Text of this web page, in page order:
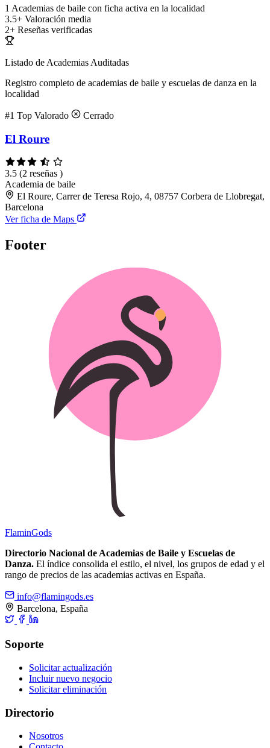
1 Academias de baile con ficha activa en la localidad
3.5+ Valoración media
2+ Reseñas verificadas
Listado de Academias Auditadas
Registro completo de academias de baile y escuelas de danza en la
localidad
#1 Top Valorado Cerrado
El Roure
3.5 (2 reseñas )
Academia de baile
El Roure, Carrer de Teresa Rojo, 4, 08757 Corbera de Llobregat,
Barcelona
Ver ficha de Maps
Footer
FlaminGods
Directorio Nacional de Academias de Baile y Escuelas de
Danza. El índice consolida el estilo, el nivel, los grupos de edad y el
rango de precios de las academias activas en España.
info@flamingods.es
Barcelona, España
Soporte
Solicitar actualización
Incluir nuevo negocio
Solicitar eliminación
Directorio
Nosotros